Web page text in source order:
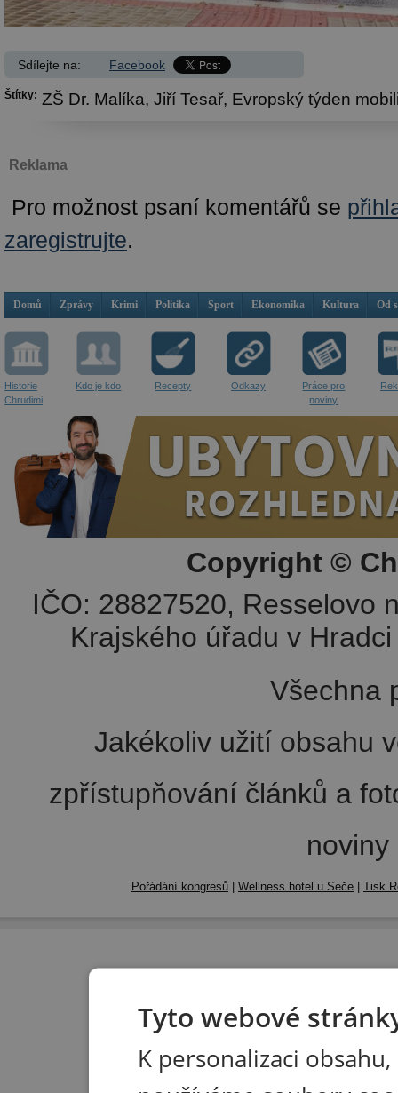
Sdílejte na: Facebook
Štítky: ZŠ Dr. Malíka, Jiří Tesař, Evropský týden
Reklama
Pro možnost psaní komentářů se
zaregistrujte.
Domů Zprávy Krimi Politika Sport Ekonomika Kultura Od
Historie
Chrudimi
Kdo je kdo Recepty Odkazy
Práce pro
noviny
Copyright ©
IČO: 28827520, Resselovo
Krajského úřadu v
Všechna
Jakékoliv užití obsahu
zpřístupňování článků a
Pořádání kongresů Wellness hotel u Seče Tisk
Tyto webové
K personalizaci